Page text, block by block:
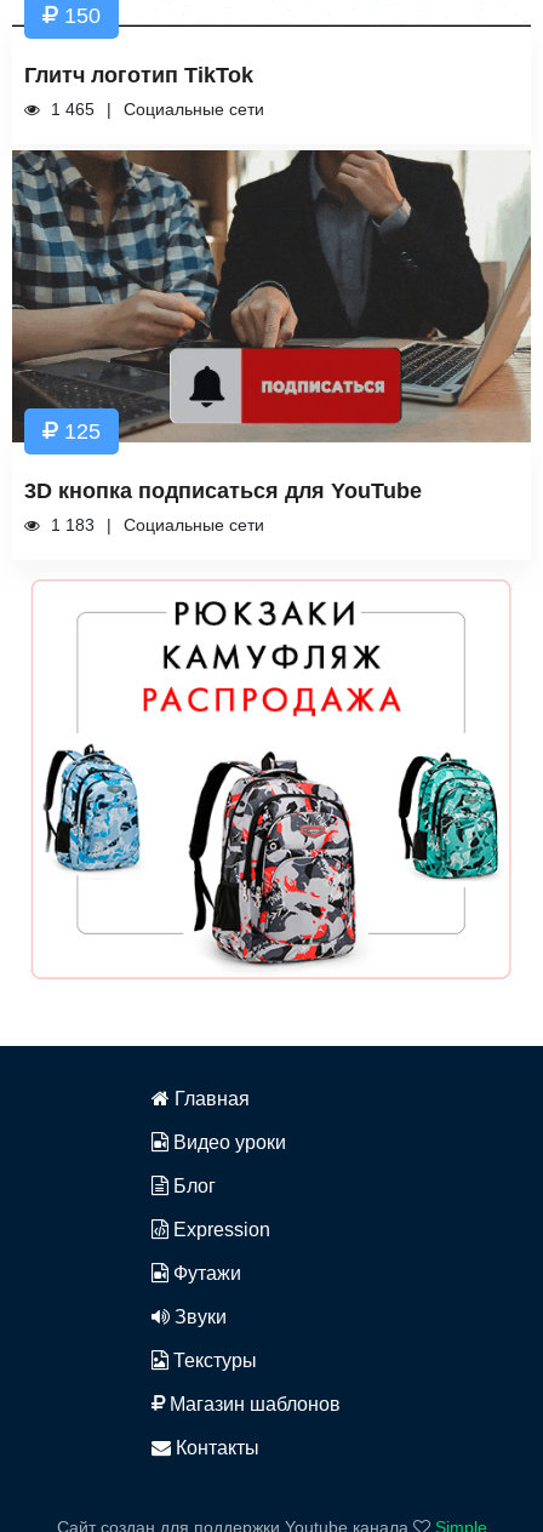
150
Глитч логотип TikTok
1 465 Социальные сети
125
3D кнопка подписаться для YouTube
1 183 Социальные сети
Главная
Видео уроки
Блог
Expression
Футажи
Звуки
Текстуры
Магазин шаблонов
Контакты
Сайт создан для поддержки Youtube канала Simple